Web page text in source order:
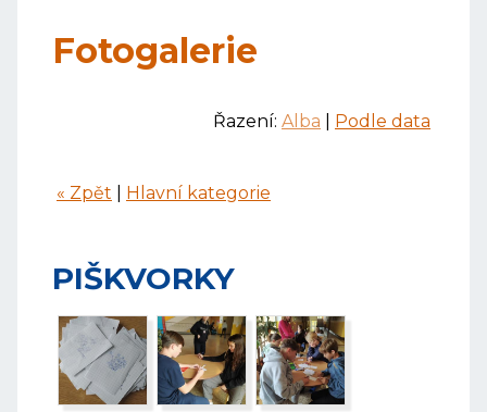
Fotogalerie
Řazení: Alba Podle data
« Zpět Hlavní kategorie
PIŠKVORKY